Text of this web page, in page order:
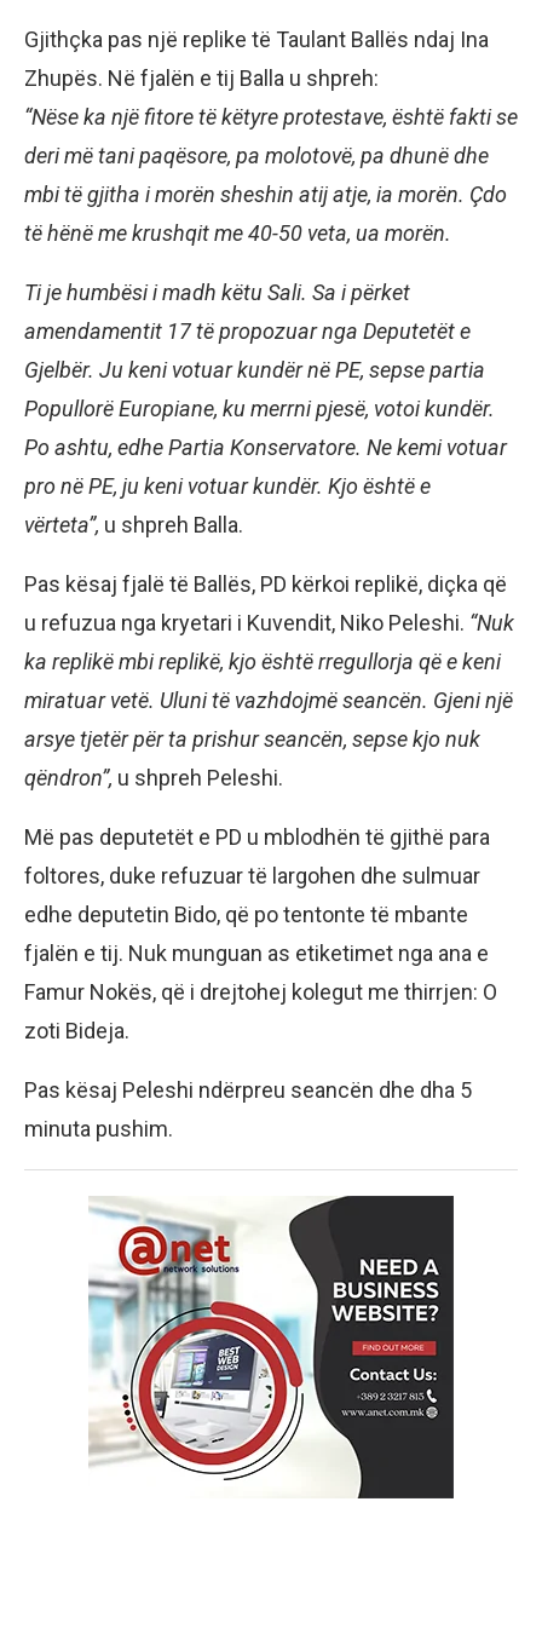
Gjithçka pas një replike të Taulant Ballës ndaj Ina
Zhupës. Në fjalën e tij Balla u shpreh:
“Nëse ka një fitore të këtyre protestave, është fakti se
deri më tani paqësore, pa molotovë, pa dhunë dhe
mbi të gjitha i morën sheshin atij atje, ia morën. Çdo
të hënë me krushqit me 40-50 veta, ua morën.
Ti je humbësi i madh këtu Sali. Sa i përket
amendamentit 17 të propozuar nga Deputetët e
Gjelbër. Ju keni votuar kundër në PE, sepse partia
Popullorë Europiane, ku merrni pjesë, votoi kundër.
Po ashtu, edhe Partia Konservatore. Ne kemi votuar
pro në PE, ju keni votuar kundër. Kjo është e
vërteta”, u shpreh Balla.
Pas kësaj fjalë të Ballës, PD kërkoi replikë, diçka që
u refuzua nga kryetari i Kuvendit, Niko Peleshi. “Nuk
ka replikë mbi replikë, kjo është rregullorja që e keni
miratuar vetë. Uluni të vazhdojmë seancën. Gjeni një
arsye tjetër për ta prishur seancën, sepse kjo nuk
qëndron”, u shpreh Peleshi.
Më pas deputetët e PD u mblodhën të gjithë para
foltores, duke refuzuar të largohen dhe sulmuar
edhe deputetin Bido, që po tentonte të mbante
fjalën e tij. Nuk munguan as etiketimet nga ana e
Famur Nokës, që i drejtohej kolegut me thirrjen: O
zoti Bideja.
Pas kësaj Peleshi ndërpreu seancën dhe dha 5
minuta pushim.